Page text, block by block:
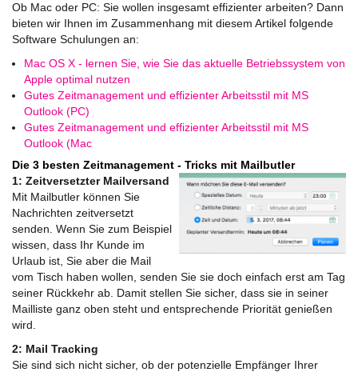
Ob Mac oder PC: Sie wollen insgesamt effizienter arbeiten? Dann
bieten wir Ihnen im Zusammenhang mit diesem Artikel folgende
Software Schulungen an:
Mac OS X - lernen Sie, wie Sie das aktuelle Betriebssystem von
Apple optimal nutzen
Gutes Zeitmanagement und effizienter Arbeitsstil mit MS
Outlook (PC)
Gutes Zeitmanagement und effizienter Arbeitsstil mit MS
Outlook (Mac
Die 3 besten Zeitmanagement - Tricks mit Mailbutler
1: Zeitversetzter Mailversand
Mit Mailbutler können Sie
Nachrichten zeitversetzt
senden. Wenn Sie zum Beispiel
wissen, dass Ihr Kunde im
Urlaub ist, Sie aber die Mail
vom Tisch haben wollen, senden Sie sie doch einfach erst am Tag
seiner Rückkehr ab. Damit stellen Sie sicher, dass sie in seiner
Mailliste ganz oben steht und entsprechende Priorität genießen
wird.
2: Mail Tracking
Sie sind sich nicht sicher, ob der potenzielle Empfänger Ihrer